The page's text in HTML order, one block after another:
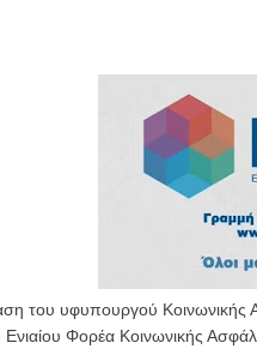
του υφυπουργού Κοινωνικής
Ενιαίου Φορέα Κοινωνικής